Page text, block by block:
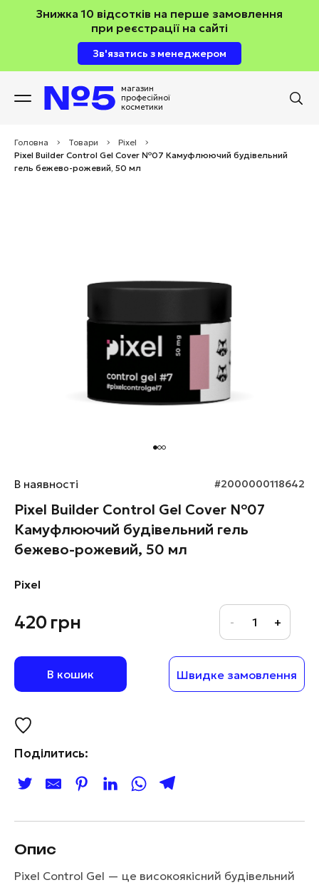
Знижка 10 відсотків на перше замовлення
при реєстрації на сайті
Зв'язатись з менеджером
магазин
професійної
косметики
Головна > Товари > Pixel
>
Pixel Builder Control Gel Cover №07 Камуфлюючий будівельний
гель бежево-рожевий, 50 мл
В наявності #2000000118642
Pixel Builder Control Gel Cover №07
Камуфлюючий будівельний гель
бежево-рожевий, 50 мл
Pixel
420грн
В кошик Швидке замовлення
Поділитись:
Опис
Pixel Control Gel — це високоякісний будівельний